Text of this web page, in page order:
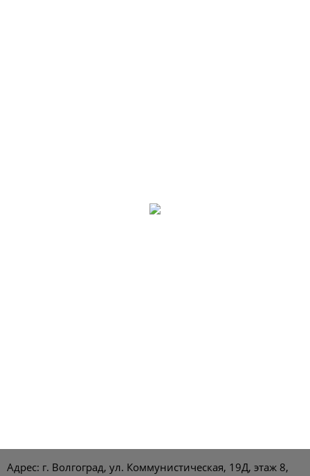
Адрес: г. Волгоград, ул. Коммунистическая, 19Д, этаж 8,